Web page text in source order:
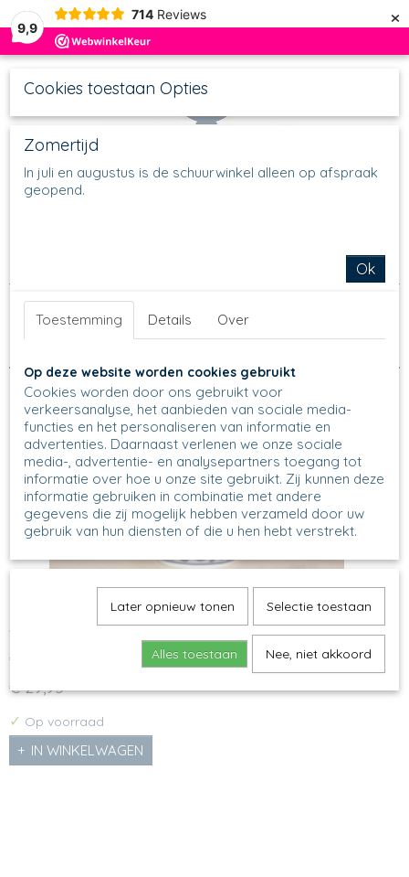
9,9
714 Reviews ×
Inloggen Registreren
Sorteer op:
845 - Waterscoop - 1813 - Crazy Dots
Waterscoop - Crazy Dots Model: 845 Decor: 1813X H 13 cm
€ 29,95
✓ Op voorraad
IN WINKELWAGEN
Cookies toestaan Opties
Zomertijd
In juli en augustus is de schuurwinkel alleen op afspraak
geopend.
Ok
Toestemming Details Over
Op deze website worden cookies gebruikt
Cookies worden door ons gebruikt voor
verkeersanalyse, het aanbieden van sociale media-
functies en het personaliseren van informatie en
advertenties. Daarnaast verlenen we onze sociale
media-, advertentie- en analysepartners toegang tot
informatie over hoe u onze site gebruikt. Zij kunnen deze
informatie gebruiken in combinatie met andere
gegevens die zij mogelijk hebben verzameld door uw
gebruik van hun diensten of die u hen hebt verstrekt.
Later opnieuw tonen Selectie toestaan
Alles toestaan Nee, niet akkoord